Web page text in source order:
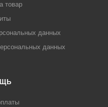
товар
данных
данных